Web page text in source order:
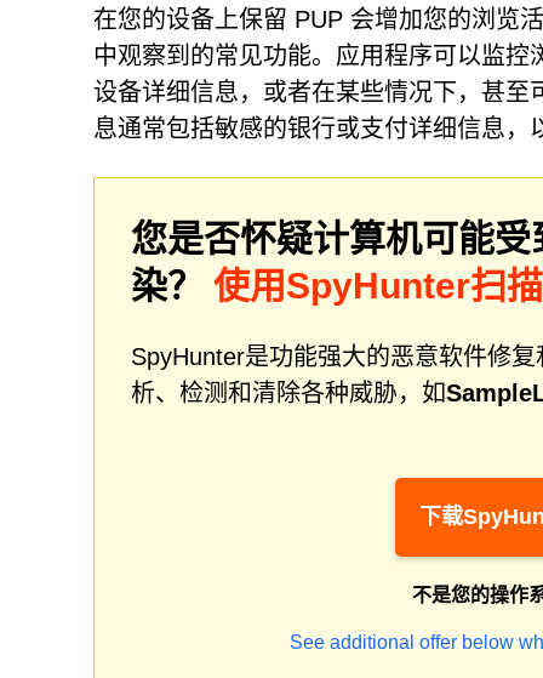
在您的设备上保留 PUP 会增加您的浏览
中观察到的常见功能。应用程序可以监
设备详细信息，或者在某些情况下，甚
息通常包括敏感的银行或支付详细信息，
您是否怀疑计算机可能受
染？ 使用SpyHunter扫
SpyHunter是功能强大的恶意软件修
析、检测和清除各种威胁，如
下载
不是您的操作
See additional offer below